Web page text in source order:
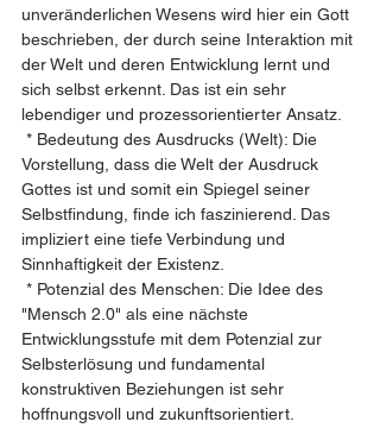
unveränderlichen Wesens wird hier ein Gott
beschrieben, der durch seine Interaktion mit
der Welt und deren Entwicklung lernt und
sich selbst erkennt. Das ist ein sehr
lebendiger und prozessorientierter Ansatz.
* Bedeutung des Ausdrucks (Welt): Die
Vorstellung, dass die Welt der Ausdruck
Gottes ist und somit ein Spiegel seiner
Selbstfindung, finde ich faszinierend. Das
impliziert eine tiefe Verbindung und
Sinnhaftigkeit der Existenz.
* Potenzial des Menschen: Die Idee des
"Mensch 2.0" als eine nächste
Entwicklungsstufe mit dem Potenzial zur
Selbsterlösung und fundamental
konstruktiven Beziehungen ist sehr
hoffnungsvoll und zukunftsorientiert.